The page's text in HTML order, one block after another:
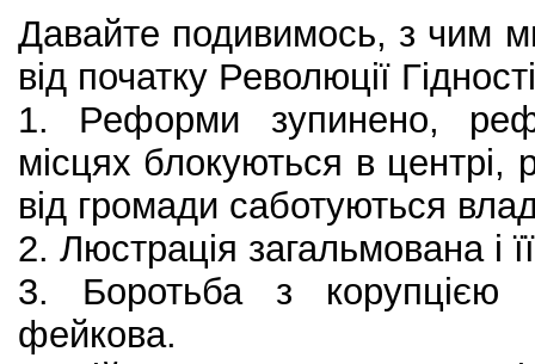
Давайте подивимось, з чим ми
від початку Революції
1. Реформи зупинено,
місцях блокуються в центрі,
від громади саботуються
2. Люстрація загальмована і
3. Боротьба з корупцією
фейкова.